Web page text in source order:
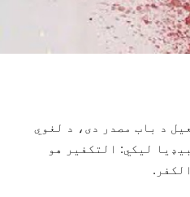
د باب مصدر دی، د لغوي
لیکي: التکفیر هو